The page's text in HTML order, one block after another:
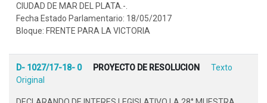
CIUDAD DE MAR DEL PLATA.-.
Fecha Estado Parlamentario: 18/05/2017
Bloque: FRENTE PARA LA VICTORIA
D- 1027/17-18- 0 PROYECTO DE RESOLUCION
Texto
Original